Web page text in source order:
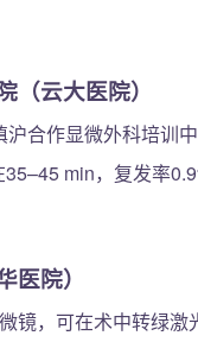
（云大医院）
合作显微外科培训
min，复发率
院）
镜，可在术中转绿